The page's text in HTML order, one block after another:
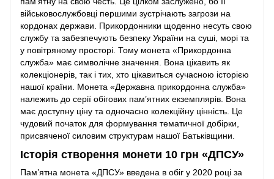
військовослужбовці першими зустрічають загрози на
кордонах держави. Прикордонники щоденно несуть свою
службу та забезпечують безпеку України на суші, морі та
у повітряному просторі. Тому монета «Прикордонна
служба» має символічне значення. Вона цікавить як
колекціонерів, так і тих, хто цікавиться сучасною історією
нашої країни. Монета «Державна прикордонна служба»
належить до серії обігових пам’ятних екземплярів. Вона
має доступну ціну та одночасно колекційну цінність. Це
чудовий початок для формування тематичної добірки,
присвяченої силовим структурам нашої Батьківщини.
Історія створення монети 10 грн «ДПСУ»
Пам’ятна монета «ДПСУ» введена в обіг у 2020 році за